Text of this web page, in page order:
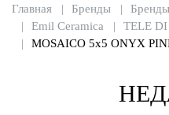
Главная Бренды
Emil Ceramica
TELE
MOSAICO 5x5 ONYX